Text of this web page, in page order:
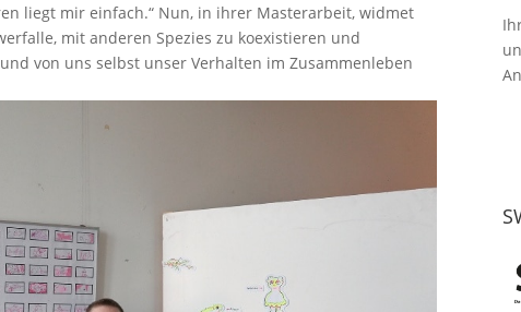
liegt mir einfach.“ Nun, in ihrer Masterarbeit, widmet
mit anderen Spezies zu koexistieren und
von uns selbst unser Verhalten im Zusammenleben